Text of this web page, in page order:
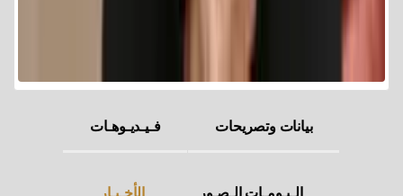
بيانات وتصريحات فـيـديـوهـات